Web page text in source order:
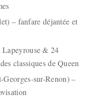
– fanfare déjantée et
& 24
classiques de Queen
sur-Renon) –